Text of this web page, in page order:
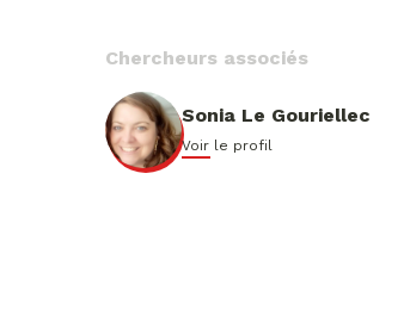
Chercheurs associés
Sonia Le Gouriellec
Voir le profil